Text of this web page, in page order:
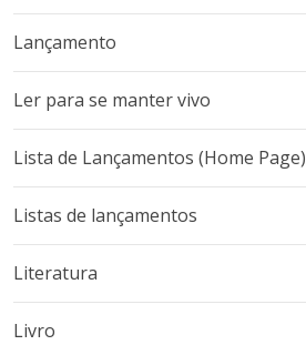
Lançamento
Ler para se manter vivo
Lista de Lançamentos (Home Page)
Listas de lançamentos
Literatura
Livro